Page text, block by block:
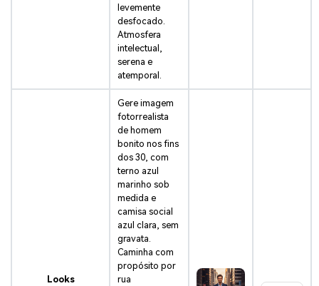
levemente
desfocado.
Atmosfera
intelectual,
serena e
atemporal.
Looks
Gere imagem
fotorrealista
de homem
bonito nos fins
dos 30, com
terno azul
marinho sob
medida e
camisa social
azul clara, sem
gravata.
Caminha com
propósito por
rua